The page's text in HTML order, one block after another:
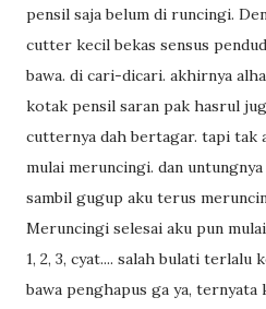
pensil saja belum di runcingi.
cutter kecil bekas sensus
bawa. di cari-dicari. akhirnya
kotak pensil saran pak hasrul
cutternya dah bertagar. tapi tak
mulai meruncingi. dan
sambil gugup aku terus
Meruncingi selesai aku pun
1, 2, 3, cyat.... salah bulati
bawa penghapus ga ya,